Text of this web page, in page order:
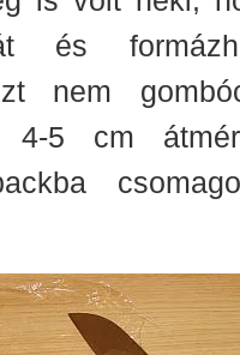
és
nem
4-5 cm